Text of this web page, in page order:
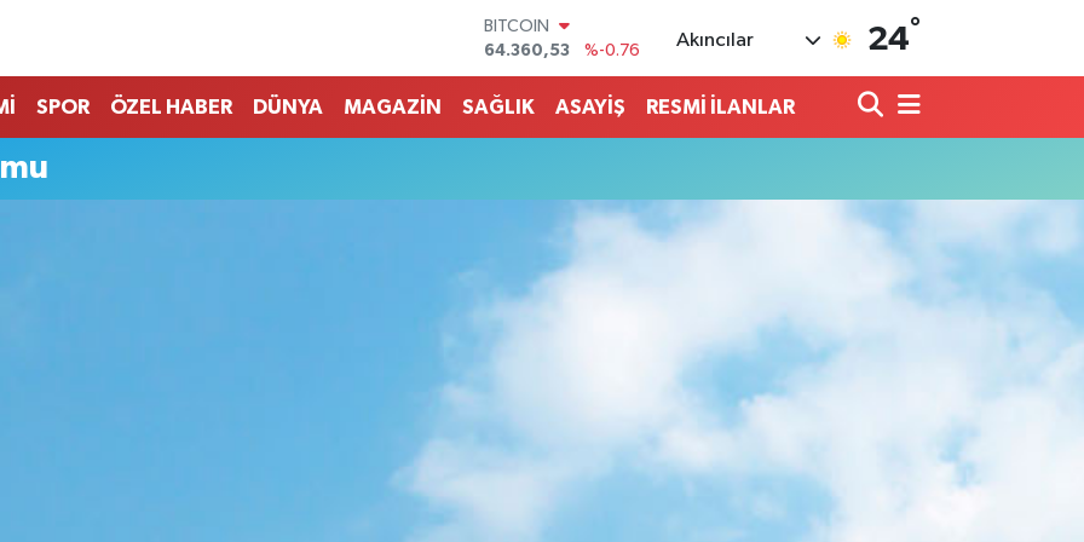
EURO
55,0265
%0.01
GRAM ALTIN
13.887
%64
Akıncılar 24°
SPOR ÖZEL HABER DÜNYA MAGAZİN SAĞLIK ASAYİŞ RESMİ İLANLAR